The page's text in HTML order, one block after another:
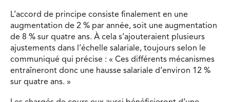
L’accord de principe consiste finalement en une
augmentation de 2 % par année, soit une augmentation
de 8 % sur quatre ans. À cela s’ajouteraient plusieurs
ajustements dans l’échelle salariale, toujours selon le
communiqué qui précise : « Ces différents mécanismes
entraîneront donc une hausse salariale d’environ 12 %
sur quatre ans. »